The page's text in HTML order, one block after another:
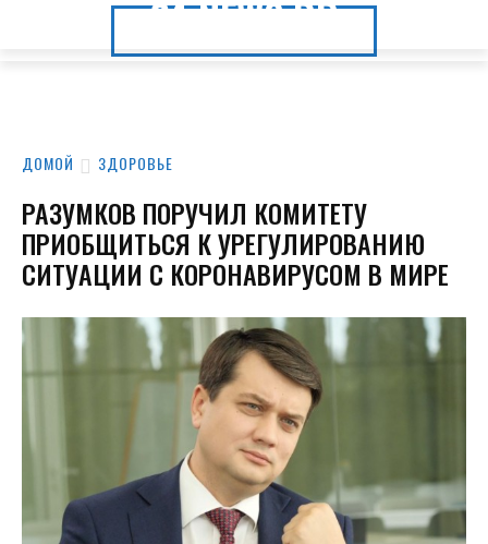
24.NEWS.DP
24.NEWS.DP
ДОМОЙ ЗДОРОВЬЕ
РАЗУМКОВ ПОРУЧИЛ КОМИТЕТУ
ПРИОБЩИТЬСЯ К УРЕГУЛИРОВАНИЮ
СИТУАЦИИ С КОРОНАВИРУСОМ В МИРЕ